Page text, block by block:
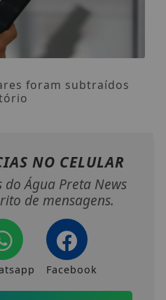
foram subtraídos
NO CELULAR
do Água Preta News
de mensagens.
Facebook